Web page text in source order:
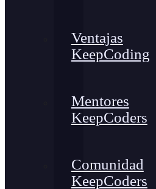
Ventajas
KeepCoding
Mentores
KeepCoders
Comunidad
KeepCoders